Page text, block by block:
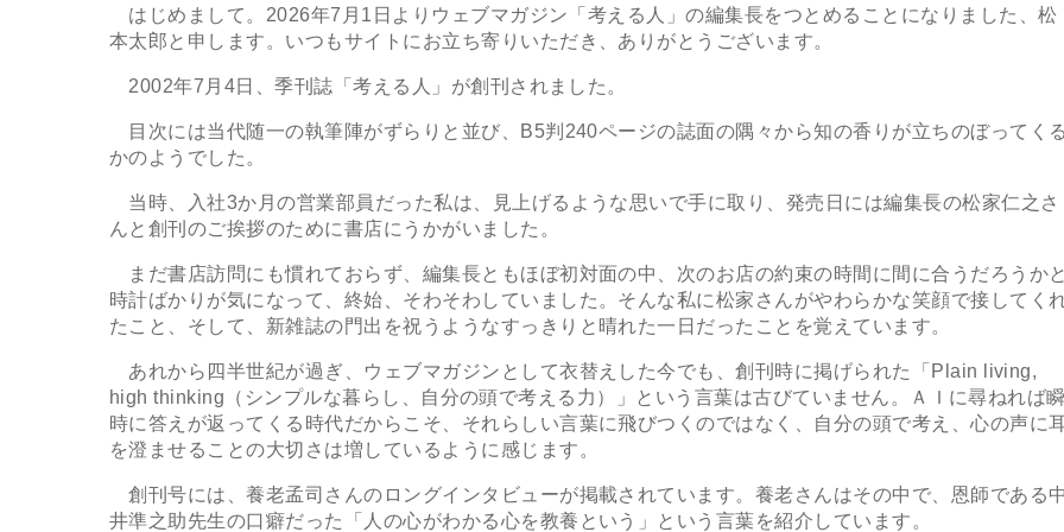
はじめまして。2026年7月1日よりウェブマガジン「考える人」の編集長をつとめることになりました、松
本太郎と申します。いつもサイトにお立ち寄りいただき、ありがとうございます。
2002年7月4日、季刊誌「考える人」が創刊されました。
目次には当代随一の執筆陣がずらりと並び、B5判240ページの誌面の隅々から知の香りが立ちのぼってく
かのようでした。
当時、入社3か月の営業部員だった私は、見上げるような思いで手に取り、発売日には編集長の松家仁之さ
んと創刊のご挨拶のために書店にうかがいました。
まだ書店訪問にも慣れておらず、編集長ともほぼ初対面の中、次のお店の約束の時間に間に合うだろうか
時計ばかりが気になって、終始、そわそわしていました。そんな私に松家さんがやわらかな笑顔で接してく
たこと、そして、新雑誌の門出を祝うようなすっきりと晴れた一日だったことを覚えています。
あれから四半世紀が過ぎ、ウェブマガジンとして衣替えした今でも、創刊時に掲げられた「Plain living,
high thinking（シンプルな暮らし、自分の頭で考える力）」という言葉は古びていません。ＡＩに尋ねれば
時に答えが返ってくる時代だからこそ、それらしい言葉に飛びつくのではなく、自分の頭で考え、心の声に
を澄ませることの大切さは増しているように感じます。
創刊号には、養老孟司さんのロングインタビューが掲載されています。養老さんはその中で、恩師である
井準之助先生の口癖だった「人の心がわかる心を教養という」という言葉を紹介しています。